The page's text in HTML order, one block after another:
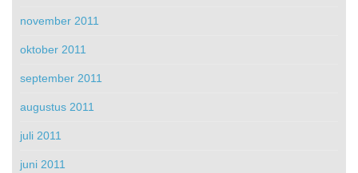
november 2011
oktober 2011
september 2011
augustus 2011
juli 2011
juni 2011